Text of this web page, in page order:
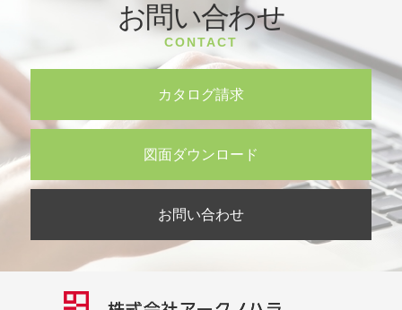
お問い合わせ
CONTACT
カタログ請求
図面ダウンロード
お問い合わせ